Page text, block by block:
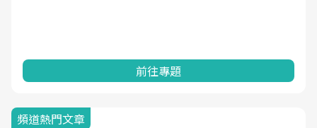
前往專題
頻道熱門文章